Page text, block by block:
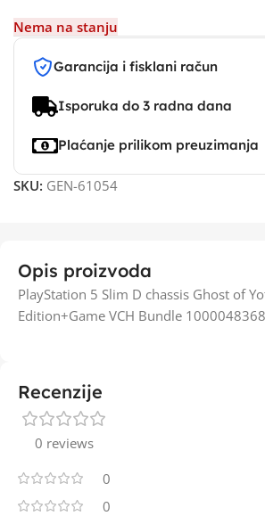
Nema na stanju
Garancija i fisklani račun
Isporuka do 3 radna dana
Plaćanje prilikom preuzimanja
SKU: GEN-61054
Opis proizvoda
PlayStation 5 Slim D chassis Ghost of
Edition+Game VCH Bundle 1000048368
Recenzije
0 reviews
0
0